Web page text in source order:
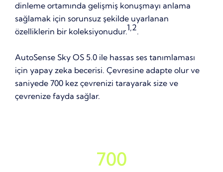
dinleme ortamında gelişmiş konuşmayı anlama
sağlamak için sorunsuz şekilde uyarlanan
özelliklerin bir koleksiyonudur.1,2.
AutoSense Sky OS 5.0 ile hassas ses tanımlaması
için yapay zeka becerisi. Çevresine adapte olur ve
saniyede 700 kez çevrenizi tarayarak size ve
çevrenize fayda sağlar.
700